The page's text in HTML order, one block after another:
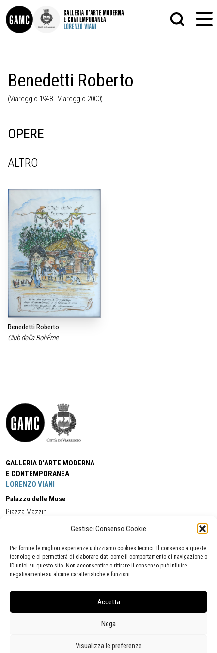
Gestisci Consenso Cookie
Per fornire le migliori esperienze utilizziamo cookies tecnici. Il consenso a queste
tecnologie ci permetterà di elaborare dati come il comportamento di navigazione o
ID unici su questo sito. Non acconsentire o ritirare il consenso può influire
negativamente su alcune caratteristiche e funzioni.
Accetta
Nega
Visualizza le preferenze
CONTATTI
DIDATTICA
SHOP
GLI AUTORI
LORENZO VIANI
MOSTRE
EVENTI
PITTURA
SCULTURA
Benedetti Roberto
(Viareggio 1948 - Viareggio 2000)
OPERE
ALTRO
Benedetti Roberto
Club della BohÉme
GALLERIA D'ARTE MODERNA
E CONTEMPORANEA
LORENZO VIANI
Palazzo delle Muse
Piazza Mazzini
Cell:+39 338 5714978 (orario apertura Galleria)
Tel:
+39 0584 944580
(orario 09.00/13.00)
Email:gamc@comune.viareggio.lu.it
Segnalazione di inaccessibilità